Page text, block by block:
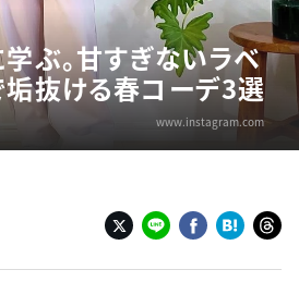
ぶ。甘すぎないラベ
垢抜ける春コーデ3選
www.instagram.com